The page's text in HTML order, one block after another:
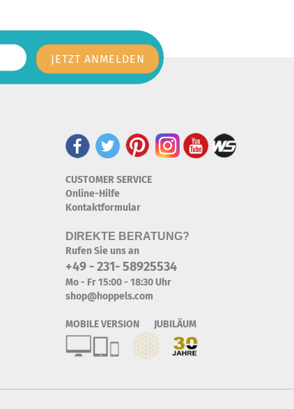
CUSTOMER SERVICE
Online-Hilfe
Kontaktformular
DIREKTE BERATUNG?
Rufen Sie uns an
+49 - 231- 58925534
Mo - Fr 15:00 - 18:30 Uhr
shop@hoppels.com
MOBILE VERSION JUBILÄUM